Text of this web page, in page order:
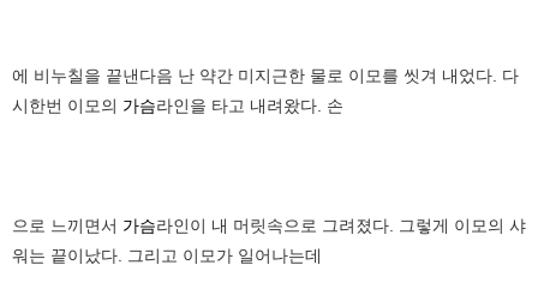
에 비누칠을 끝낸다음 난 약간 미지근한 물로 이모를 씻겨 내었다. 다
시한번 이모의 가슴라인을 타고 내려왔다. 손
으로 느끼면서 가슴라인이 내 머릿속으로 그려졌다. 그렇게 이모의 샤
워는 끝이났다. 그리고 이모가 일어나는데